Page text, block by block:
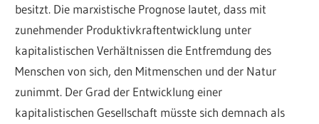
besitzt. Die marxistische Prognose lautet, dass mit
zunehmender Produktivkraftentwicklung unter
kapitalistischen Verhältnissen die Entfremdung des
Menschen von sich, den Mitmenschen und der Natur
zunimmt. Der Grad der Entwicklung einer
kapitalistischen Gesellschaft müsste sich demnach als